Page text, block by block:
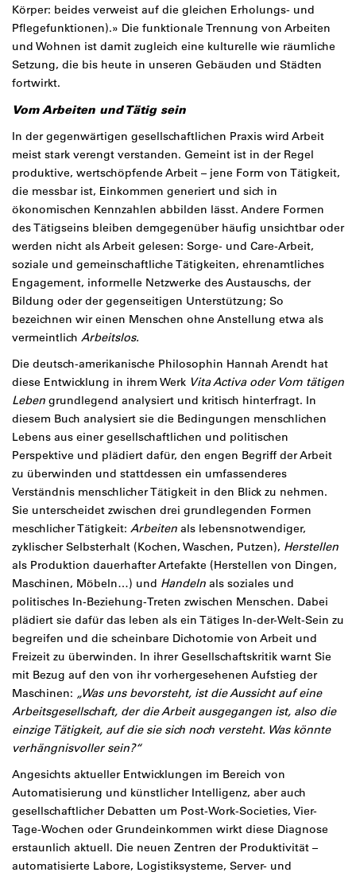
Körper: beides verweist auf die gleichen Erholungs- und
Pflegefunktionen).» Die funktionale Trennung von Arbeiten
und Wohnen ist damit zugleich eine kulturelle wie räumliche
Setzung, die bis heute in unseren Gebäuden und Städten
fortwirkt.
Vom Arbeiten und Tätig sein
In der gegenwärtigen gesellschaftlichen Praxis wird Arbeit
meist stark verengt verstanden. Gemeint ist in der Regel
produktive, wertschöpfende Arbeit – jene Form von Tätigkeit,
die messbar ist, Einkommen generiert und sich in
ökonomischen Kennzahlen abbilden lässt. Andere Formen
des Tätigseins bleiben demgegenüber häufig unsichtbar oder
werden nicht als Arbeit gelesen: Sorge- und Care-Arbeit,
soziale und gemeinschaftliche Tätigkeiten, ehrenamtliches
Engagement, informelle Netzwerke des Austauschs, der
Bildung oder der gegenseitigen Unterstützung; So
bezeichnen wir einen Menschen ohne Anstellung etwa als
vermeintlich Arbeitslos.
Die deutsch-amerikanische Philosophin Hannah Arendt hat
diese Entwicklung in ihrem Werk Vita Activa oder Vom tätigen
Leben grundlegend analysiert und kritisch hinterfragt. In
diesem Buch analysiert sie die Bedingungen menschlichen
Lebens aus einer gesellschaftlichen und politischen
Perspektive und plädiert dafür, den engen Begriff der Arbeit
zu überwinden und stattdessen ein umfassenderes
Verständnis menschlicher Tätigkeit in den Blick zu nehmen.
Sie unterscheidet zwischen drei grundlegenden Formen
meschlicher Tätigkeit: Arbeiten als lebensnotwendiger,
zyklischer Selbsterhalt (Kochen, Waschen, Putzen), Herstellen
als Produktion dauerhafter Artefakte (Herstellen von Dingen,
Maschinen, Möbeln…) und Handeln als soziales und
politisches In-Beziehung-Treten zwischen Menschen. Dabei
plädiert sie dafür das leben als ein Tätiges In-der-Welt-Sein zu
begreifen und die scheinbare Dichotomie von Arbeit und
Freizeit zu überwinden. In ihrer Gesellschaftskritik warnt Sie
mit Bezug auf den von ihr vorhergesehenen Aufstieg der
Maschinen: „Was uns bevorsteht, ist die Aussicht auf eine
Arbeitsgesellschaft, der die Arbeit ausgegangen ist, also die
einzige Tätigkeit, auf die sie sich noch versteht. Was könnte
verhängnisvoller sein?“
Angesichts aktueller Entwicklungen im Bereich von
Automatisierung und künstlicher Intelligenz, aber auch
gesellschaftlicher Debatten um Post-Work-Societies, Vier-
Tage-Wochen oder Grundeinkommen wirkt diese Diagnose
erstaunlich aktuell. Die neuen Zentren der Produktivität –
automatisierte Labore, Logistiksysteme, Server- und